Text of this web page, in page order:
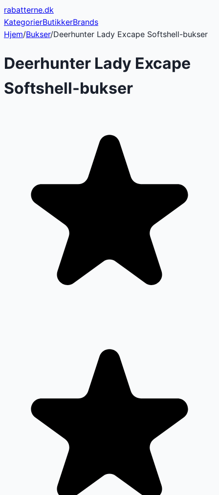
rabatterne.dk
KategorierButikkerBrands
Hjem/Bukser/Deerhunter Lady Excape Softshell-bukser
Deerhunter Lady Excape
Softshell-bukser